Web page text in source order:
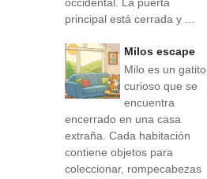
principal está cerrada y ...
Milos escape
Milo es un gatito
curioso que se
encuentra
encerrado en una casa
extraña. Cada habitación
contiene objetos para
coleccionar, rompecabezas